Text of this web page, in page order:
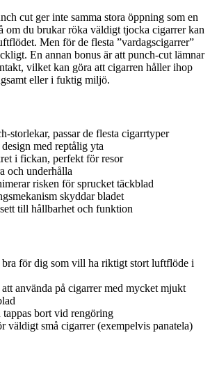
cut ger inte samma stora öppning som en
om du brukar röka väldigt tjocka cigarrer kan
Men för de flesta ”vardagscigarrer”
En annan bonus är att punch-cut lämnar
vilket kan göra att cigarren håller ihop
eller i fuktig miljö.
storlekar, passar de flesta cigarrtyper
med reptålig yta
i fickan, perfekt för resor
och underhålla
risken för sprucket täckblad
skyddar bladet
till hållbarhet och funktion
bra för dig som vill ha riktigt stort luftflöde i
använda på cigarrer med mycket mjukt
tappas bort vid rengöring
väldigt små cigarrer (exempelvis panatela)